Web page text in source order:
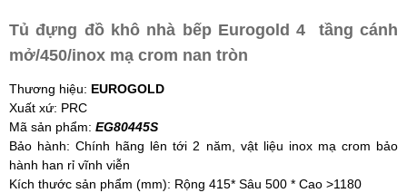
Tủ đựng đồ khô nhà bếp Eurogold 4 tầng cánh
mở/450/inox mạ crom nan tròn
Thương hiệu: EUROGOLD
Xuất xứ: PRC
Mã sản phẩm: EG80445S
Bảo hành: Chính hãng lên tới 2 năm, vật liệu inox mạ crom bảo
hành han rỉ vĩnh viễn
Kích thước sản phẩm (mm): Rộng 415* Sâu 500 * Cao >1180